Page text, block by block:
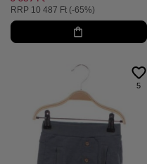
Ajánlott ár:
RRP 10 487 Ft (-65%)
5